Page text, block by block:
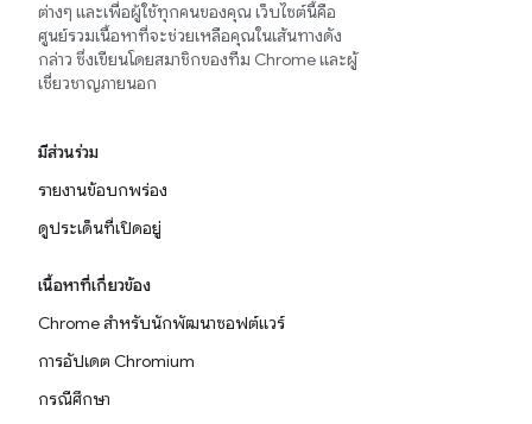
ต่างๆ และเพื่อผู้ใช้ทุกคนของคุณ เว็บไซต์นี้คือ
ศูนย์รวมเนื้อหาที่จะช่วยเหลือคุณในเส้นทางดัง
กล่าว ซึ่งเขียนโดยสมาชิกของทีม Chrome และผู้
เชี่ยวชาญภายนอก
มีส่วนร่วม
รายงานข้อบกพร่อง
ดูประเด็นที่เปิดอยู่
เนื้อหาที่เกี่ยวข้อง
Chrome สำหรับนักพัฒนาซอฟต์แวร์
การอัปเดต Chromium
กรณีศึกษา